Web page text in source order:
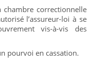
correctionnelle
l’assureur-loi à se
vis-à-vis des
pourvoi en cassation.